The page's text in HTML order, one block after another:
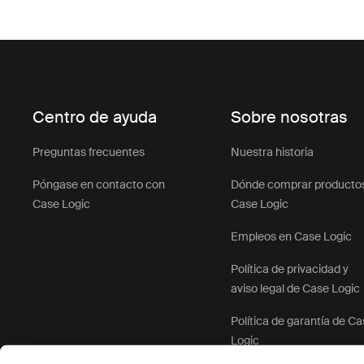
Centro de ayuda
Preguntas frecuentes
Póngase en contacto con
Case Logic
Sobre nosotras
Nuestra historia
Dónde comprar
Case Logic
Empleos en Case Logic
Política de privacidad y
aviso legal de Case Logic
Política de garantía de
Logic